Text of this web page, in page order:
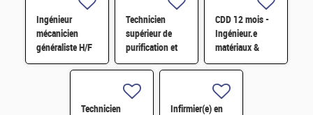
Ingénieur
mécanicien
généraliste H/F
Technicien
supérieur de
purification et
fabrication en
chaine blindée
H/F
CDD 12 mois -
Ingénieur.e
matériaux &
soudage H/F
Technicien
Infirmier(e) en